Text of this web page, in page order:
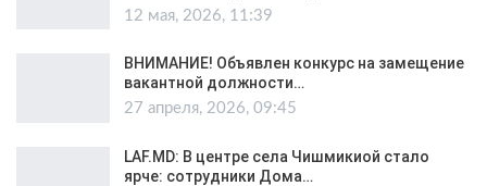
12 мая, 2026, 11:39
ВНИМАНИЕ! Объявлен конкурс на замещение
вакантной должности…
27 апреля, 2026, 09:45
LAF.MD: В центре села Чишмикиой стало
ярче: сотрудники Дома…